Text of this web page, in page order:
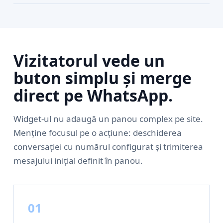
Vizitatorul vede un
buton simplu și merge
direct pe WhatsApp.
Widget-ul nu adaugă un panou complex pe site.
Menține focusul pe o acțiune: deschiderea
conversației cu numărul configurat și trimiterea
mesajului inițial definit în panou.
01